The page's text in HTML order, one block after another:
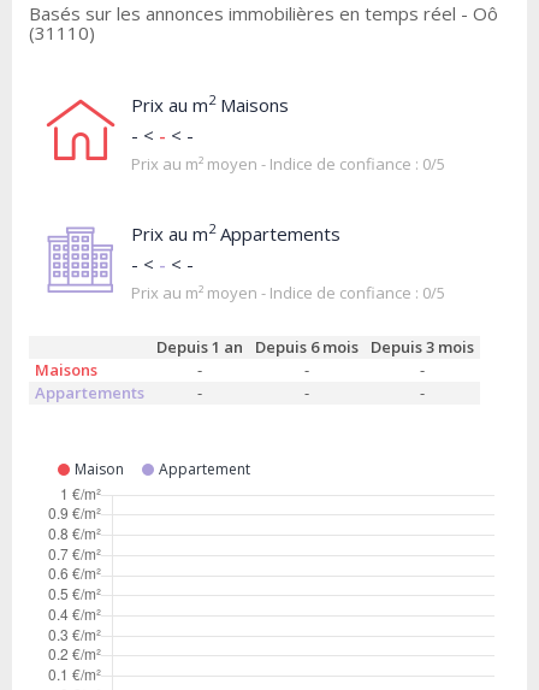
Basés sur les annonces immobilières en temps réel - Oô
(31110)
Prix au m2Maisons
- < - < -
Prix au m² moyen - Indice de confiance : 0/5
Prix au m2Appartements
- < - < -
Prix au m² moyen - Indice de confiance : 0/5
Depuis 1 an Depuis 6 mois
Depuis 3 mois
Maisons
- -
-
Appartements
- - -
Maison Appartement